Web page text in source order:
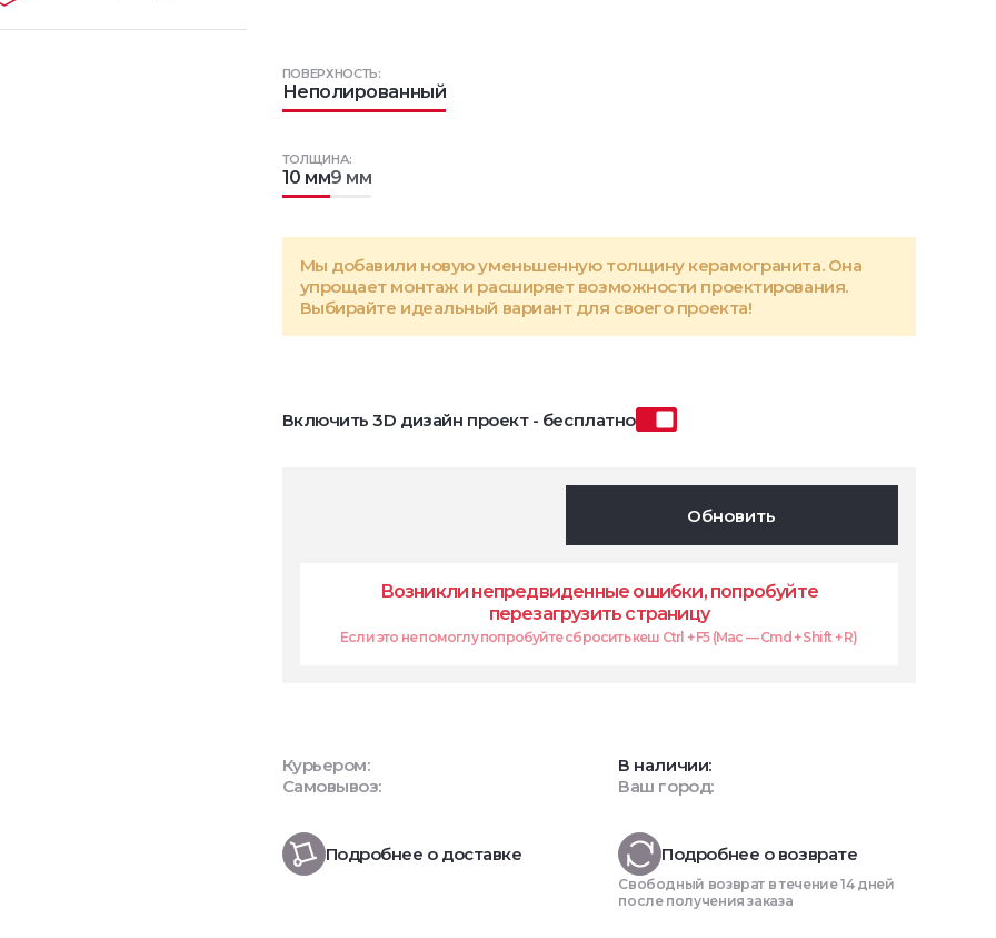
ТОЛЩИНА:
10 мм9 мм
ПОВЕРХНОСТЬ:
Неполированный
Мы добавили новую уменьшенную толщину керамогранита. Она
упрощает монтаж и расширяет возможности проектирования.
Выбирайте идеальный вариант для своего проекта!
Включить 3D дизайн проект - бесплатно
Обновить
Возникли непредвиденные ошибки, попробуйте
перезагрузить страницу
Если это не помоглу попробуйте сбросить кеш Ctrl + F5 (Mac — Cmd + Shift + R)
Курьером:
Самовывоз:
В наличии:
Ваш город:
Подробнее о доставке Подробнее о возврате
Свободный возврат в течение 14 дней
после получения заказа